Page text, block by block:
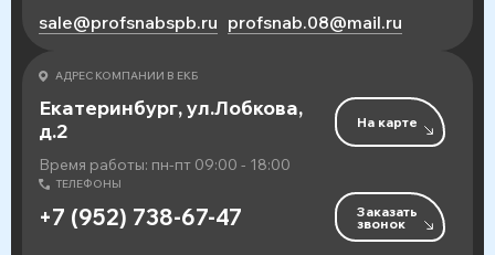
sale@profsnabspb.ru profsnab.08@mail.ru
АДРЕС КОМПАНИИ В ЕКБ
Екатеринбург, ул.Лобкова,
д.2
Время работы: пн-пт 09:00 - 18:00
На карте
ТЕЛЕФОНЫ
+7 (952) 738-67-47 Заказать
звонок